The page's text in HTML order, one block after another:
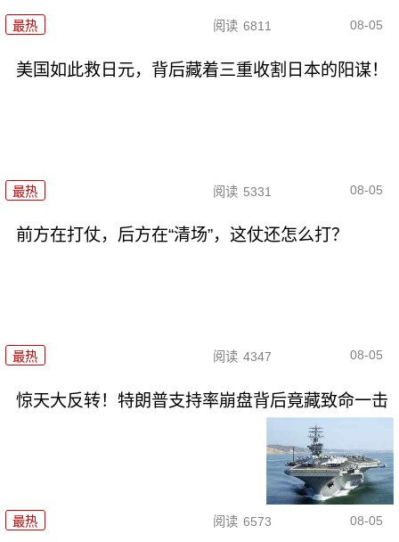
最热 阅读 6811 08-05
美国如此救日元，背后藏着三重收割日本的阳谋！
最热 阅读 5331 08-05
前方在打仗，后方在“清场”，这仗还怎么打？
最热 阅读 4347 08-05
惊天大反转！特朗普支持率崩盘背后竟藏致命一击
最热 阅读 6573 08-05